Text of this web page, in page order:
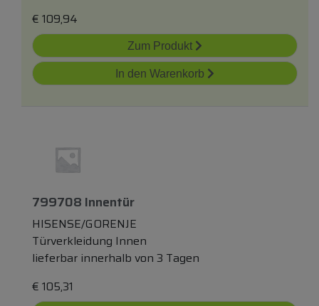
€ 109,94
Zum Produkt
In den Warenkorb
799708 Innentür
HISENSE/GORENJE
Türverkleidung Innen
lieferbar innerhalb von 3 Tagen
€ 105,31